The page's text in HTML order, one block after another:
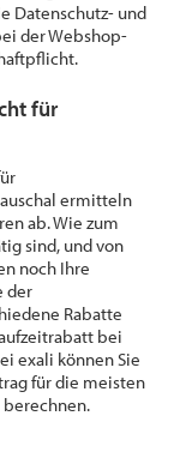
Datenschutz- und
der Webshop-
für
ermitteln
ab. Wie zum
sind, und von
noch Ihre
der
Rabatte
bei
exali können Sie
für die meisten